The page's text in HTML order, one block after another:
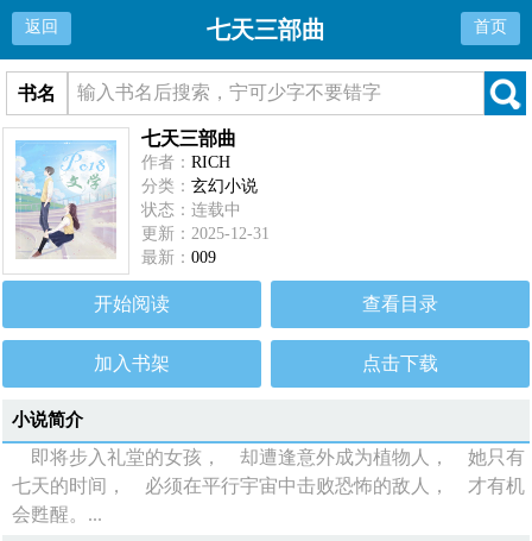
返回 七天三部曲 首页
书名
七天三部曲
作者：RICH
分类：玄幻小说
状态：连载中
更新：2025-12-31
最新：009
开始阅读 查看目录
加入书架 点击下载
小说简介
即将步入礼堂的女孩， 却遭逢意外成为植物人， 她只有
七天的时间， 必须在平行宇宙中击败恐怖的敌人， 才有机
会甦醒。...